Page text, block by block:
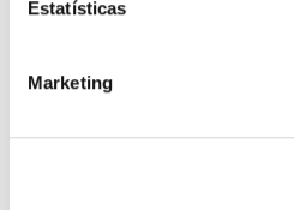
Estatísticas
Marketing